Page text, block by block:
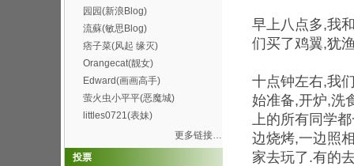
早上八点多,我
们买了鸡翼,犹
十点钟左右,我
始准备,开炉,洗
上的所有同学
边烧烤,一边照
家去玩了.有的
园园(新浪Blog)
流蘇(敏思Blog)
痞子菜(风起 缘灭)
Orangecat(靓女)
Edward(画画高手)
萤火虫小平平(恶魔城)
littles0721(表妹)
更多链接…
投票